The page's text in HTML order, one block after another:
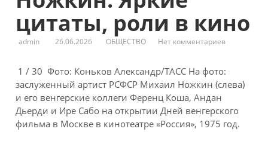
цитаты, роли в кино
admin 26.06.2026 ОБЩЕСТВО Нет комментариев
1 / 30 Фото: Коньков Александр/ТАСС На фото:
заслуженный артист РСФСР Михаил Ножкин (слева)
и его венгерские коллеги Ференц Коша, Андан
Дьерди и Ире Сабо на открытии Дней венгерского
фильма в Москве в кинотеатре «Россия», 1975 год.